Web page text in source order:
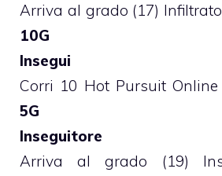
Arriva al grado (17)
10G
Insegui
Corri 10 Hot Pursuit
5G
Inseguitore
Arriva al grado (19)